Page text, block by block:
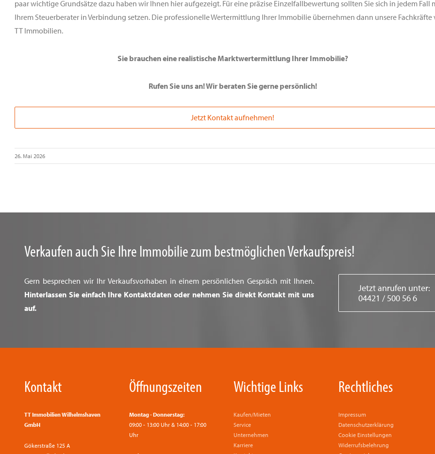
paar wichtige Grundsätze dazu haben wir Ihnen hier aufgezeigt. Für eine präzise Einzelfallbewertung sollten Sie sich in jedem Fall
Ihrem Steuerberater in Verbindung setzen. Die professionelle Wertermittlung Ihrer Immobilie übernehmen dann unsere Fachkräfte
TT Immobilien.
Sie brauchen eine realistische Marktwertermittlung Ihrer Immobilie?
Rufen Sie uns an! Wir beraten Sie gerne persönlich!
Jetzt Kontakt aufnehmen!
26. Mai 2026
Verkaufen auch Sie Ihre Immobilie zum bestmöglichen Verkaufspreis!
Gern besprechen wir Ihr Verkaufsvorhaben in einem persönlichen Gespräch mit Ihnen.
Hinterlassen Sie einfach Ihre Kontaktdaten oder nehmen Sie direkt Kontakt mit uns
auf.
Jetzt anrufen unter:
04421 / 500 56 6
Kontakt
TT Immobilien Wilhelmshaven
GmbH
Gökerstraße 125 A
Öffnungszeiten
Montag - Donnerstag:
09:00 - 13:00 Uhr & 14:00 - 17:00
Uhr
Wichtige Links
Kaufen/Mieten
Service
Unternehmen
Karriere
Rechtliches
Impressum
Datenschutzerklärung
Cookie Einstellungen
Widerrufsbelehrung